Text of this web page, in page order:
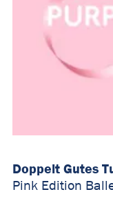
Doppelt Gutes
Pink Edition